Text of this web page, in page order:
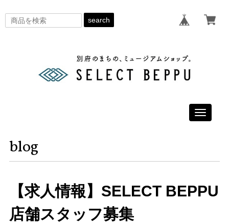
search
Toggle
blog
【求人情報】SELECT BEPPU
店舗スタッフ募集